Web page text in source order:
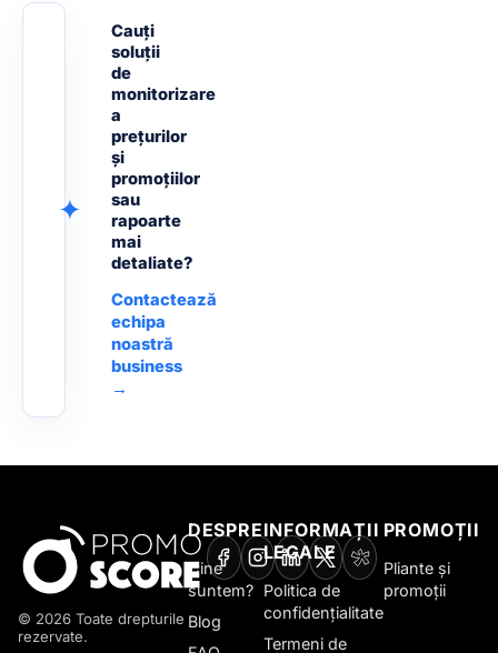
✦
Cauți
soluții
de
monitorizare
a
prețurilor
și
promoțiilor
sau
rapoarte
mai
detaliate?
Contactează
echipa
noastră
business
→
© 2026 Toate drepturile
rezervate.
DESPRE
Cine
suntem?
Blog
INFORMAȚII
LEGALE
Politica de
confidențialitate
Termeni de
PROMOȚII
Pliante și
promoții